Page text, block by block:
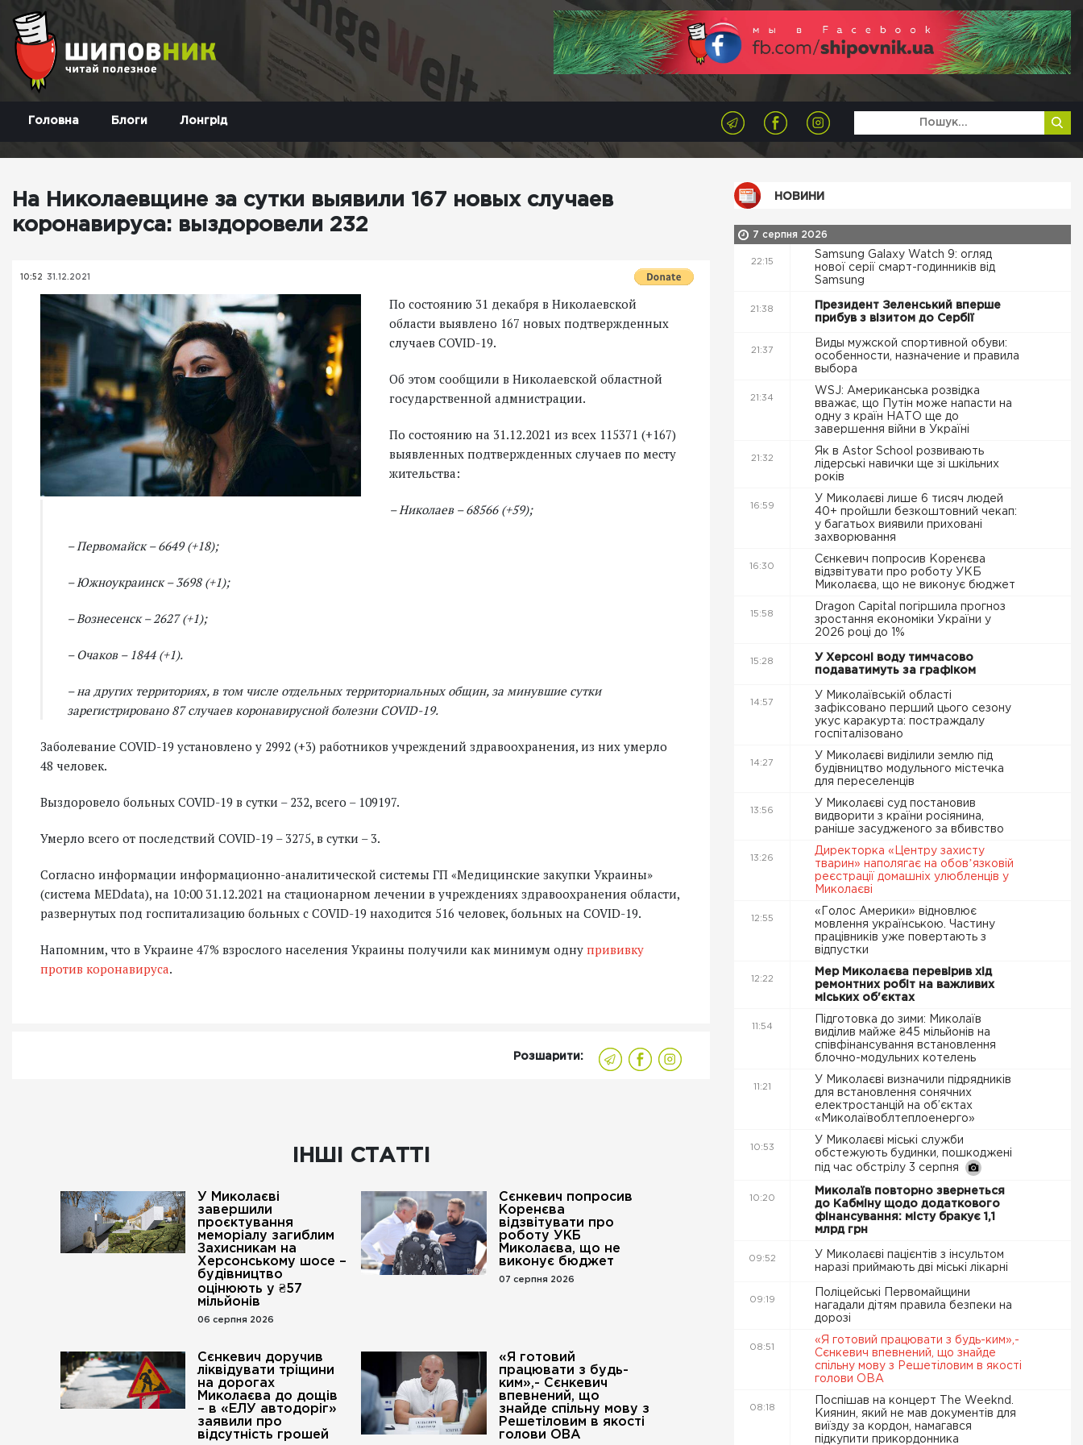
Головна Блоги Лонгрід
На Николаевщине за сутки выявили 167 новых случаев
коронавируса: выздоровели 232
10:52 31.12.2021
По состоянию 31 декабря в Николаевской
области выявлено 167 новых подтвержденных
случаев COVID-19.
Об этом сообщили в Николаевской областной
государственной адмнистрации.
По состоянию на 31.12.2021 из всех 115371 (+167)
выявленных подтвержденных случаев по месту
жительства:
– Николаев – 68566 (+59);
– Первомайск – 6649 (+18);
– Южноукраинск – 3698 (+1);
– Вознесенск – 2627 (+1);
– Очаков – 1844 (+1).
– на других территориях, в том числе отдельных территориальных общин, за минувшие сутки
зарегистрировано 87 случаев коронавирусной болезни COVID-19.
Заболевание COVID-19 установлено у 2992 (+3) работников учреждений здравоохранения, из них умерло
48 человек.
Выздоровело больных COVID-19 в сутки – 232, всего – 109197.
Умерло всего от последствий COVID-19 – 3275, в сутки – 3.
Согласно информации информационно-аналитической системы ГП «Медицинские закупки Украины»
(система MEDdata), на 10:00 31.12.2021 на стационарном лечении в учреждениях здравоохранения области,
развернутых под госпитализацию больных с COVID-19 находится 516 человек, больных на COVID-19.
Напомним, что в Украине 47% взрослого населения Украины получили как минимум одну прививку
против коронавируса.
Розшарити:
ІНШІ СТАТТІ
У Миколаєві
завершили
проєктування
меморіалу загиблим
Захисникам на
Херсонському шосе –
будівництво
оцінюють у ₴57
мільйонів
06 серпня 2026
Сєнкевич попросив
Коренєва
відзвітувати про
роботу УКБ
Миколаєва, що не
виконує бюджет
07 серпня 2026
Сєнкевич доручив
ліквідувати тріщини
на дорогах
Миколаєва до дощів
– в «ЕЛУ автодоріг»
заявили про
відсутність грошей
«Я готовий
працювати з будь-
ким»,- Сєнкевич
впевнений, що
знайде спільну мову з
Решетіловим в якості
голови ОВА
НОВИНИ
7 серпня 2026
22:15
Samsung Galaxy Watch 9: огляд
нової серії смарт-годинників від
Samsung
21:38
Президент Зеленський вперше
прибув з візитом до Сербії
21:37
Виды мужской спортивной обуви:
особенности, назначение и правила
выбора
21:34
WSJ: Американська розвідка
вважає, що Путін може напасти на
одну з країн НАТО ще до
завершення війни в Україні
21:32
Як в Astor School розвивають
лідерські навички ще зі шкільних
років
16:59
У Миколаєві лише 6 тисяч людей
40+ пройшли безкоштовний чекап:
у багатьох виявили приховані
захворювання
16:30
Сєнкевич попросив Коренєва
відзвітувати про роботу УКБ
Миколаєва, що не виконує бюджет
15:58
Dragon Capital погіршила прогноз
зростання економіки України у
2026 році до 1%
15:28
У Херсоні воду тимчасово
подаватимуть за графіком
14:57
У Миколаївській області
зафіксовано перший цього сезону
укус каракурта: постраждалу
госпіталізовано
14:27
У Миколаєві виділили землю під
будівництво модульного містечка
для переселенців
13:56
У Миколаєві суд постановив
видворити з країни росіянина,
раніше засудженого за вбивство
13:26
Директорка «Центру захисту
тварин» наполягає на обовʼязковій
реєстрації домашніх улюбленців у
Миколаєві
12:55
«Голос Америки» відновлює
мовлення українською. Частину
працівників уже повертають з
відпустки
12:22
Мер Миколаєва перевірив хід
ремонтних робіт на важливих
міських об'єктах
11:54
Підготовка до зими: Миколаїв
виділив майже ₴45 мільйонів на
співфінансування встановлення
блочно-модульних котелень
11:21
У Миколаєві визначили підрядників
для встановлення сонячних
електростанцій на об’єктах
«Миколаївоблтеплоенерго»
10:53
У Миколаєві міські служби
обстежують будинки, пошкоджені
під час обстрілу 3 серпня
10:20
Миколаїв повторно звернеться
до Кабміну щодо додаткового
фінансування: місту бракує 1,1
млрд грн
09:52
У Миколаєві пацієнтів з інсультом
наразі приймають дві міські лікарні
09:19
Поліцейські Первомайщини
нагадали дітям правила безпеки на
дорозі
08:51
«Я готовий працювати з будь-ким»,-
Сєнкевич впевнений, що знайде
спільну мову з Решетіловим в якості
голови ОВА
08:18
Поспішав на концерт The Weeknd.
Киянин, який не мав документів для
виїзду за кордон, намагався
підкупити прикордонника